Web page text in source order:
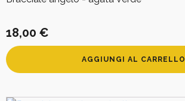
18,00 €
AGGIUNGI AL CARRELLO